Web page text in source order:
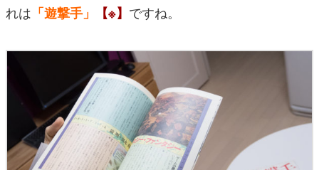
れは 「遊撃手」 【※】 ですね。